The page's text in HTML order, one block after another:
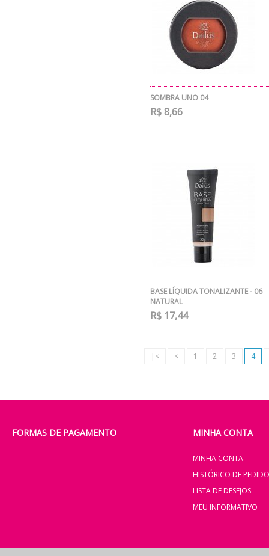
SOMBRA UNO 04
R$ 8,66
BASE LÍQUIDA TONALIZANTE - 06
NATURAL
R$ 17,44
|< < 1 2 3 4
FORMAS DE PAGAMENTO MINHA CONTA
MINHA CONTA
HISTÓRICO DE
LISTA DE DESEJOS
MEU INFORMATIVO